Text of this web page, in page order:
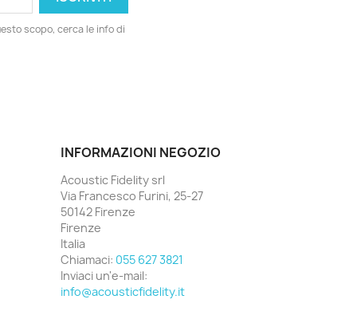
scopo, cerca le info di
INFORMAZIONI NEGOZIO
Acoustic Fidelity srl
Via Francesco Furini, 25-27
50142 Firenze
Firenze
Italia
Chiamaci: 055 627 3821
Inviaci un'e-mail:
info@acousticfidelity.it